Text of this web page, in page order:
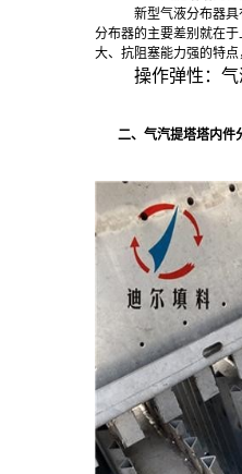
新型气液分布器
分布器的主要差别就在
大、抗阻塞能力强的特点
操作弹性：
二、 气汽提塔塔内件